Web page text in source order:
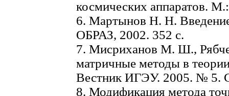
космических аппаратов.
6. Мартынов Н. Н.
ОБРАЗ, 2002. 352 с.
7. Мисриханов М. Ш.,
матричные методы в
Вестник ИГЭУ. 2005. № 5.
8. Модификация метода